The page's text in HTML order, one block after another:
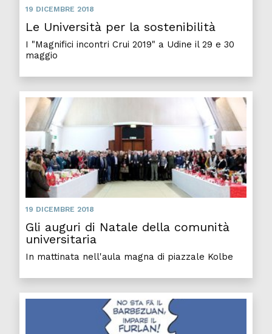
19 DICEMBRE 2018
Le Università per la sostenibilità
I "Magnifici incontri Crui 2019" a Udine il 29 e 30
maggio
19 DICEMBRE 2018
Gli auguri di Natale della comunità
universitaria
In mattinata nell'aula magna di piazzale Kolbe